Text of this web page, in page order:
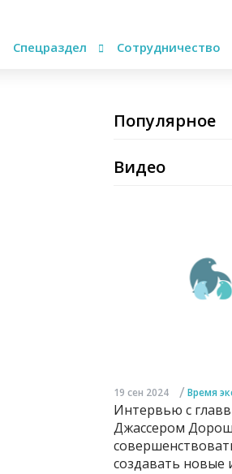
Спецраздел Сотрудничество
Популярное
Видео
19 сен 2024 / Время
Интервью с
Джассером
создавать новые